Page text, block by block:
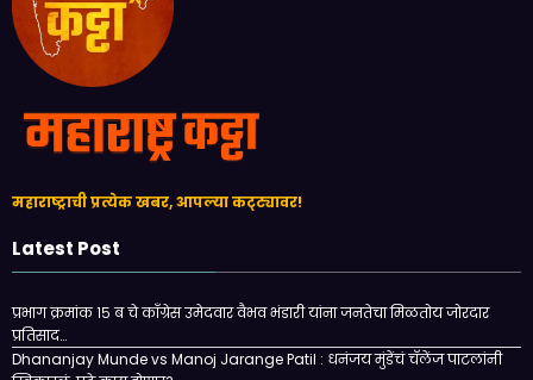
महाराष्ट्राची प्रत्येक खबर, आपल्या कट्ट्यावर!
Latest Post
प्रभाग क्रमांक १५ ब चे काँग्रेस उमेदवार वैभव भंडारी यांना जनतेचा मिळतोय जोरदार
प्रतिसाद…
Dhananjay Munde vs Manoj Jarange Patil : धनंजय मुंडेंचं चॅलेंज पाटलांनी